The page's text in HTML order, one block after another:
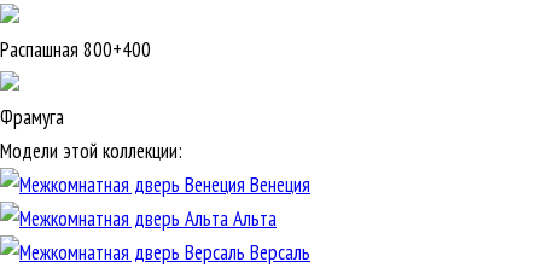
Распашная 800+400
Фрамуга
Модели этой коллекции:
Венеция
Альта
Версаль